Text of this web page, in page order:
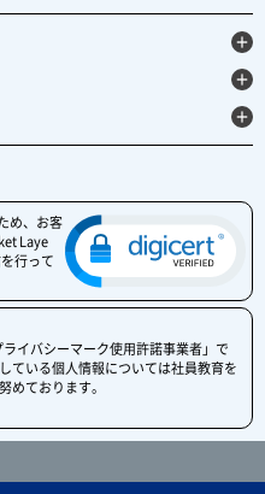
め、お客
Laye
行って
イバシーマーク使用許諾事業者」で
ている個人情報については社員教育を
めております。